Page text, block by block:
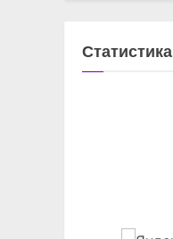
Статистика